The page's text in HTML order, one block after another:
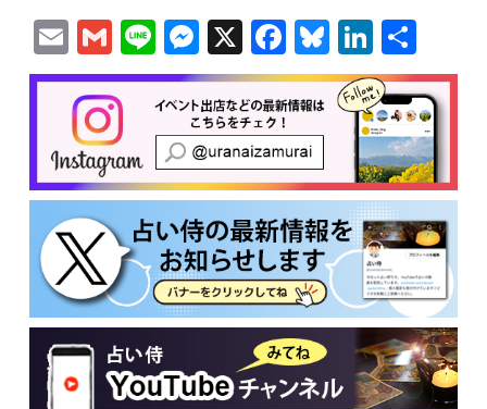
EmailGmail
LineMessenger
X Facebook
Bluesky
共
有